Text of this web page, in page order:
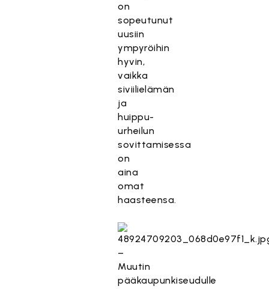
on
sopeutunut
uusiin
ympyröihin
hyvin,
vaikka
siviilielämän
ja
huippu-
urheilun
sovittamisessa
on
aina
omat
haasteensa.
–
Muutin
pääkaupunkiseudulle